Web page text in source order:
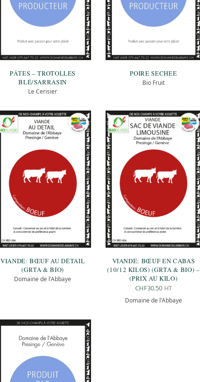
PÂTES – TROTOLLES
BLÉ/SARRASIN
Le Cerisier
POIRE SECHEE
Bio Fruit
VIANDE: BŒUF AU DÉTAIL
(GRTA & BIO)
Domaine de l'Abbaye
VIANDE: BŒUF EN CABAS
(10/12 KILOS) (GRTA & BIO) –
(PRIX AU KILO)
CHF30.50 HT
Domaine de l'Abbaye